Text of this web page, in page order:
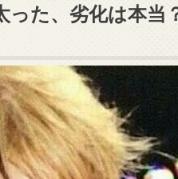
た、劣化は本当